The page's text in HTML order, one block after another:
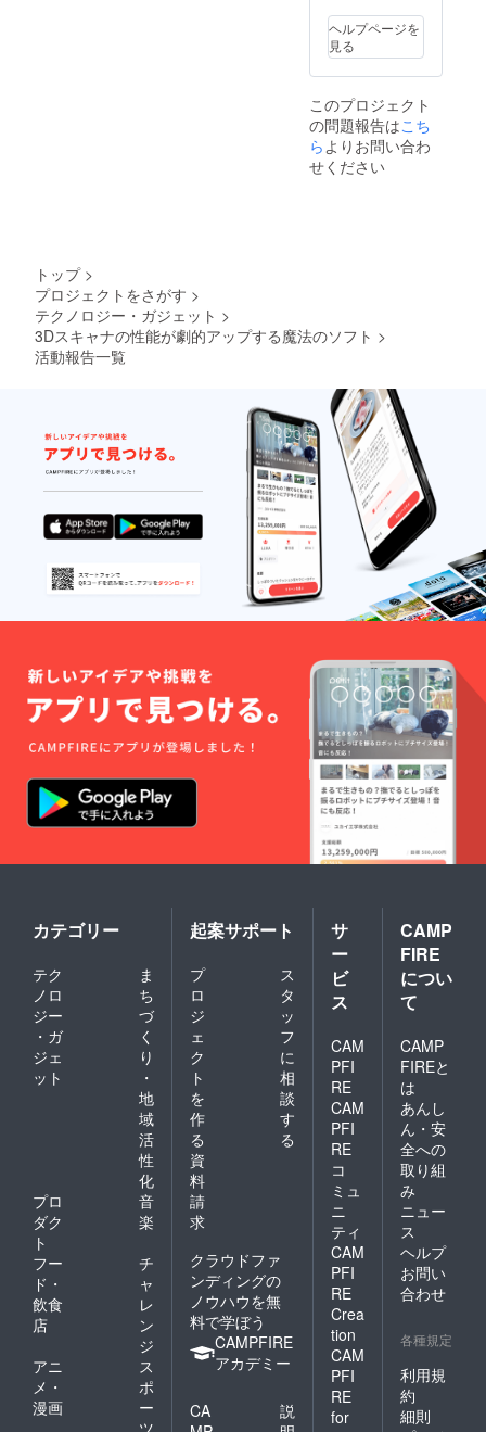
ヘルプページを
見る
このプロジェクト
の問題報告はこち
らよりお問い合わ
せください
トップ >
プロジェクトをさがす >
テクノロジー・ガジェット >
3Dスキャナの性能が劇的アップする魔法のソフト >
活動報告一覧
カテゴリー
テク
ノロ
ジー
・ガ
ジェ
ット
ま
ち
づ
く
り
・
地
域
活
性
化
プロ
ダク
ト
音
楽
フー
ド・
飲食
店
チ
ャ
レ
ン
ジ
アニ
メ・
漫画
ス
ポ
ー
ツ
起案サポート
プ
ロ
ジ
ェ
ク
ト
を
作
る
ス
タ
ッ
フ
に
相
談
す
る
資
料
請
求
クラウドファ
ンディングの
ノウハウを無
料で学ぼう
CAMPFIRE
アカデミー
CA
説
サ
ー
ビ
ス
CAM
PFI
RE
CAM
PFI
RE
コ
ミュ
ニ
ティ
CAM
PFI
RE
Crea
tion
CAM
PFI
RE
for
CAMP
FIRE
につい
て
CAMP
FIREと
は
あんし
ん・安
全への
取り組
み
ニュー
ス
ヘルプ
お問い
合わせ
各種規定
利用規
約
細則